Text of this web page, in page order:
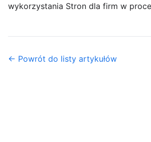
wykorzystania Stron dla firm w
← Powrót do listy artykułów